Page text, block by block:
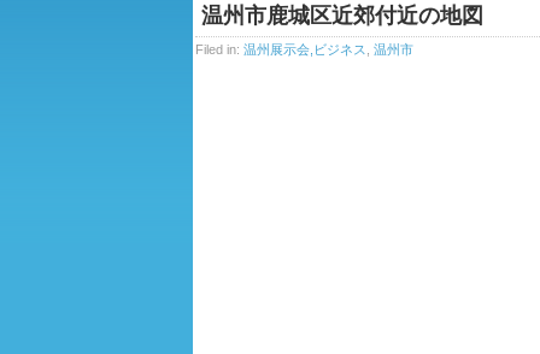
温州市鹿城区近郊付近の地図
Filed in: 温州展示会,ビジネス 温州市